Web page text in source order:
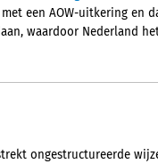
een AOW-uitkering en
waardoor Nederland
ongestructureerde